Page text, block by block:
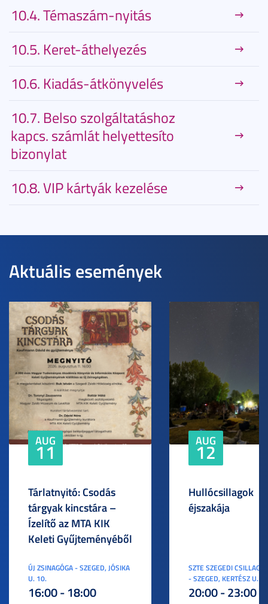
10.4. Témaszám-nyitás
10.5. Keret-áthelyezés
10.6. Kiadás-átkönyvelés
10.7. Belso szolgáltatáshoz
kapcs. számlát helyettesíto
bizonylat
10.8. VIP kártyák kezelése
Aktuális események
AUG
11
Tárlatnyitó: Csodás
tárgyak kincstára –
Ízelítő az MTA KIK
Keleti Gyűjteményéből
ÚJ ZSINAGÓGA - SZEGED, JÓSIKA
U. 10.
16:00 - 18:00
AUG
12
Hullócsillagok
éjszakája
SZTE SZEGEDI
- SZEGED, KERTÉSZ U. 3.
20:00 - 23:00